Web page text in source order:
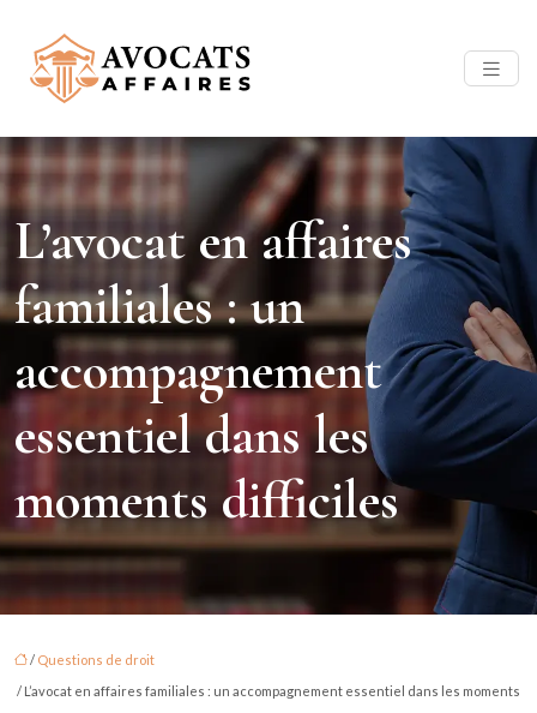
L’avocat en affaires
familiales : un
accompagnement
essentiel dans les
moments difficiles
/ Questions de droit
/ L’avocat en affaires familiales : un accompagnement essentiel dans les moments